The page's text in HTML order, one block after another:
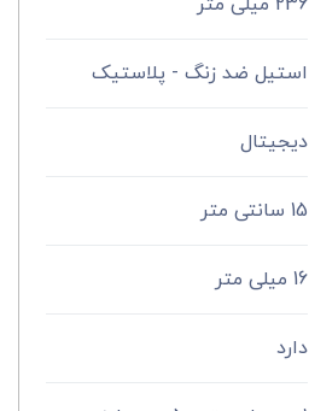
استیل ضد زنگ - پلاستیک
دیجیتال
15 سانتی متر
16 میلی متر
دارد